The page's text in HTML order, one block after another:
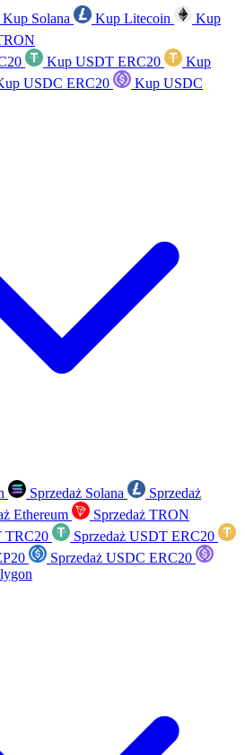
Kup Solana Kup Litecoin
Kup
Kup USDT ERC20
Kup
USDC ERC20
Kup USDC
Sprzedaż Solana
Sprzedaż
Ethereum
Sprzedaż TRON
TRC20
Sprzedaż USDT ERC20
Sprzedaż USDC ERC20